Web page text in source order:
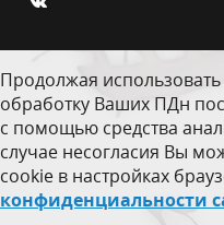
Продолжая
обработку Ваших ПДн
с помощью средства
случае несогласия Вы
cookie в настройках
конфиденциальности